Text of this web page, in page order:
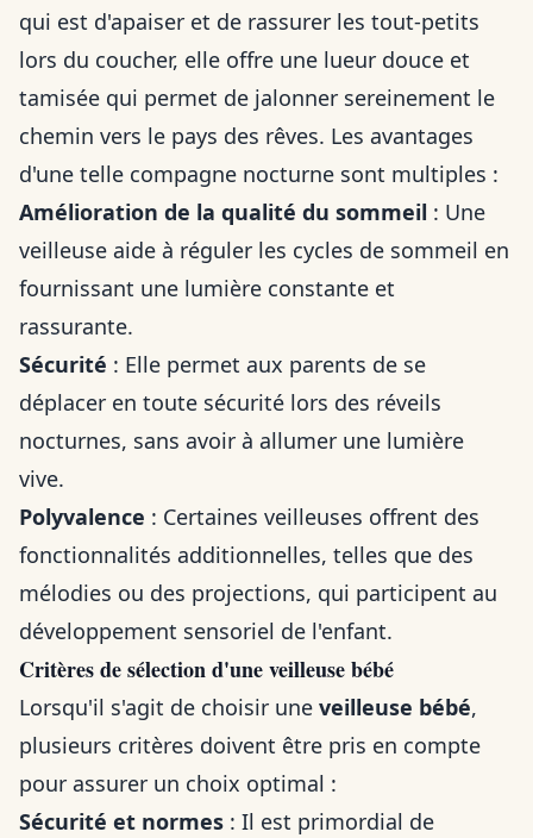
qui est d'apaiser et de rassurer les tout-petits
lors du coucher, elle offre une lueur douce et
tamisée qui permet de jalonner sereinement le
chemin vers le pays des rêves. Les avantages
d'une telle compagne nocturne sont multiples :
Amélioration de la qualité du sommeil : Une
veilleuse aide à réguler les cycles de sommeil en
fournissant une lumière constante et
rassurante.
Sécurité : Elle permet aux parents de se
déplacer en toute sécurité lors des réveils
nocturnes, sans avoir à allumer une lumière
vive.
Polyvalence : Certaines veilleuses offrent des
fonctionnalités additionnelles, telles que des
mélodies ou des projections, qui participent au
développement sensoriel de l'enfant.
Critères de sélection d'une veilleuse bébé
Lorsqu'il s'agit de choisir une veilleuse bébé,
plusieurs critères doivent être pris en compte
pour assurer un choix optimal :
Sécurité et normes : Il est primordial de